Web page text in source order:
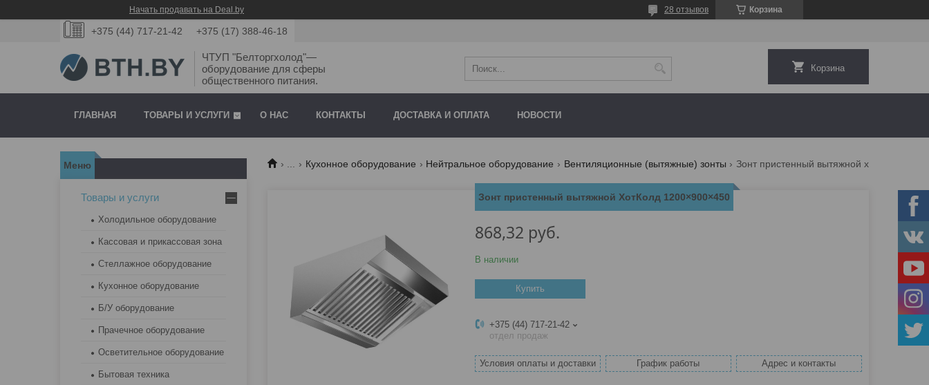
Начать продавать на Deal.by Корзина
28 отзывов
+375 (44) 717-21-42 +375 (17) 388-46-18
ЧТУП "Белторгхолод"—
оборудование для сферы
общественного питания.
Корзина
ГЛАВНАЯ ТОВАРЫ И УСЛУГИ О НАС КОНТАКТЫ ДОСТАВКА И ОПЛАТА НОВОСТИ
... Кухонное оборудование Нейтральное оборудование Вентиляционные (вытяжные) зонты
Зонт пристенный вытяжной ХотКолд 1200×900×450
868,32 руб.
В наличии
Купить
+375 (44) 717-21-42
отдел продаж
Условия оплаты и доставки График работы Адрес и контакты
Товары и услуги
Холодильное оборудование
Кассовая и прикассовая зона
Стеллажное оборудование
Кухонное оборудование
Б/У оборудование
Прачечное оборудование
Осветительное оборудование
Бытовая техника